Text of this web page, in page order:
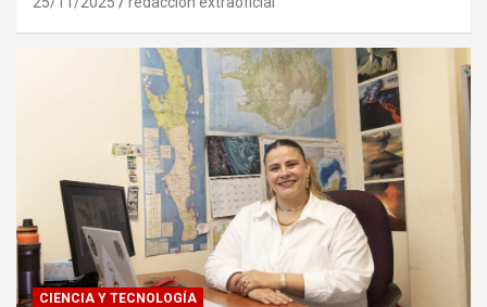
CIENCIA Y TECNOLOGÍA